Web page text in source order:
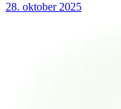
28. oktober 2025